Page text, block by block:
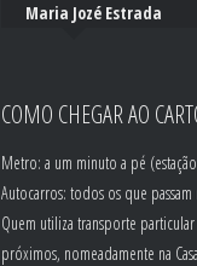
Maria Jozé Estrada
COMO CHEGAR AO
Metro: a um minuto a pé
Autocarros: todos os que passam
Quem utiliza transporte
próximos, nomeadamente na